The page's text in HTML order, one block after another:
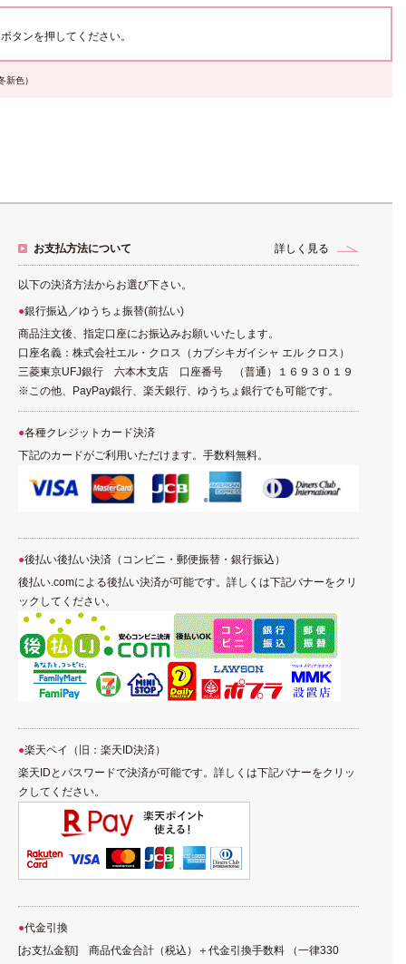
タンを押してください。
色）
お支払方法について 詳しく見る
以下の決済方法からお選び下さい。
銀行振込／ゆうちょ振替(前払い)
商品注文後、指定口座にお振込みお願いいたします。
口座名義：株式会社エル・クロス（カブシキガイシャ エル クロス）
三菱東京UFJ銀行 六本木支店 口座番号 （普通）１６９３０１９
※この他、PayPay銀行、楽天銀行、ゆうちょ銀行でも可能です。
各種クレジットカード決済
下記のカードがご利用いただけます。手数料無料。
後払い後払い決済（コンビニ・郵便振替・銀行振込）
後払い.comによる後払い決済が可能です。詳しくは下記バナーをクリ
ックしてください。
楽天ペイ（旧：楽天ID決済）
楽天IDとパスワードで決済が可能です。詳しくは下記バナーをクリッ
クしてください。
代金引換
[お支払金額] 商品代金合計（税込）＋代金引換手数料 （一律330